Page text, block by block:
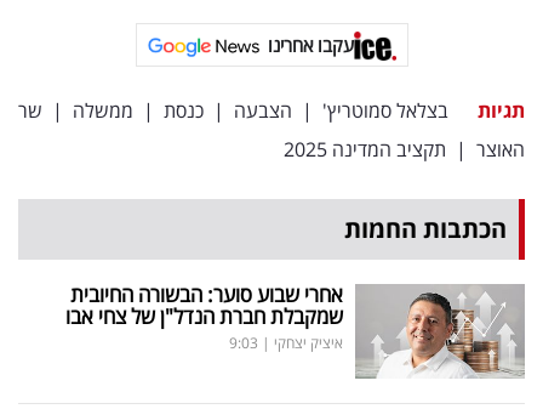
עקבו אחרינו
תגיות בצלאל סמוטריץ' | הצבעה | כנסת | ממשלה | שר
האוצר | תקציב המדינה 2025
הכתבות החמות
אחרי שבוע סוער: הבשורה החיובית
שמקבלת חברת הנדל"ן של צחי אבו
איציק יצחקי |
9:03